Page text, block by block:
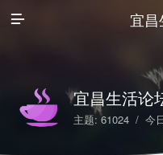
 宜
宜昌生活论
主题: 61024 / 今